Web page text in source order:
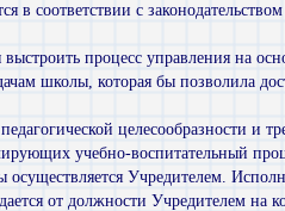
в соответствии с
процесс управления на
школы, которая бы позволила
целесообразности и
учебно-воспитательный
осуществляется Учредителем.
от должности Учредителем на